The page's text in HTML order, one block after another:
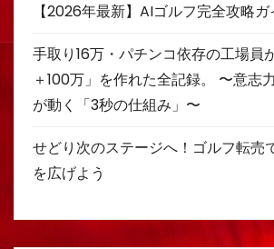
【2026年最新】AIゴルフ完全攻略ガ
手取り16万・パチンコ依存の工場員
＋100万」を作れた全記録。 〜意志
が動く「3秒の仕組み」〜
せどり次のステージへ！ゴルフ転売
を広げよう